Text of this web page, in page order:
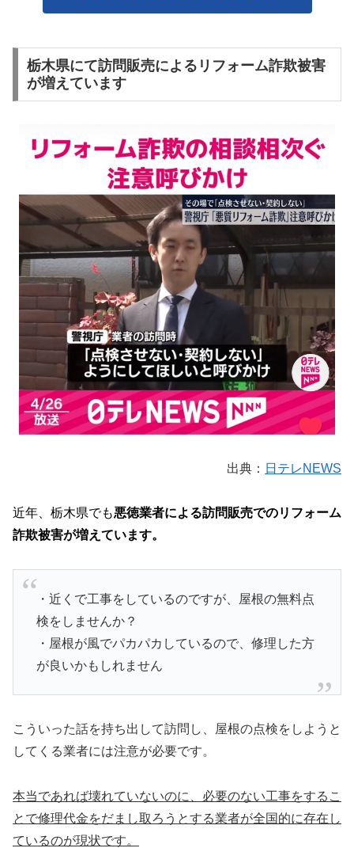
栃木県にて訪問販売によるリフォーム詐欺被害
が増えています
出典： 日テレNEWS
近年、栃木県でも悪徳業者による訪問販売でのリフォーム
詐欺被害が増えています。
・近くで工事をしているのですが、屋根の無料点
検をしませんか？
・屋根が風でパカパカしているので、修理した方
が良いかもしれません
こういった話を持ち出して訪問し、屋根の点検をしようと
してくる業者には注意が必要です。
本当であれば壊れていないのに、必要のない工事をするこ
とで修理代金をだまし取ろうとする業者が全国的に存在し
ているのが現状です。